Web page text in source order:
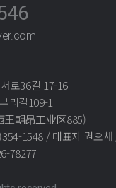
로36길 17-16
리길109-1
王朝昂工业区885)
1548 / 대표자 권오
78277